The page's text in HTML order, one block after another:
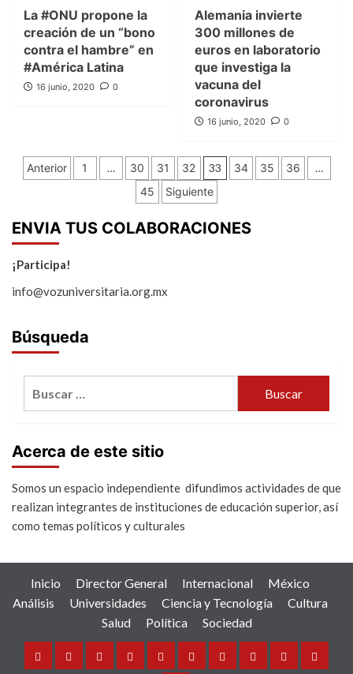
La #ONU propone la
creación de un “bono
contra el hambre” en
#América Latina
16 junio, 2020 0
Alemania invierte
300 millones de
euros en laboratorio
que investiga la
vacuna del
coronavirus
16 junio, 2020 0
Paginación
entradas
Anterior 1 … 30 31 32 33 34 35 36
…
45
Siguiente
ENVIA TUS COLABORACIONES
¡Participa!
info@vozuniversitaria.org.mx
Búsqueda
Acerca de este sitio
Somos un espacio independiente difundimos actividades de que
realizan integrantes de instituciones de educación superior, así
como temas políticos y culturales
Inicio Director General Internacional
México
Análisis
Universidades Ciencia y Tecnología
Cultura
Salud
Política Sociedad
Inicio DirectorInternacional
MéxicoAnálisisUniversidades
CienciaCulturaSalud Política